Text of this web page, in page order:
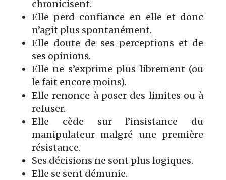
chronicisent.
Elle perd confiance en elle et donc
n’agit plus spontanément.
Elle doute de ses perceptions et de
ses opinions.
Elle ne s’exprime plus librement (ou
le fait encore moins).
Elle renonce à poser des limites ou à
refuser.
Elle cède sur l’insistance du
manipulateur malgré une première
résistance.
Ses décisions ne sont plus logiques.
Elle se sent démunie.